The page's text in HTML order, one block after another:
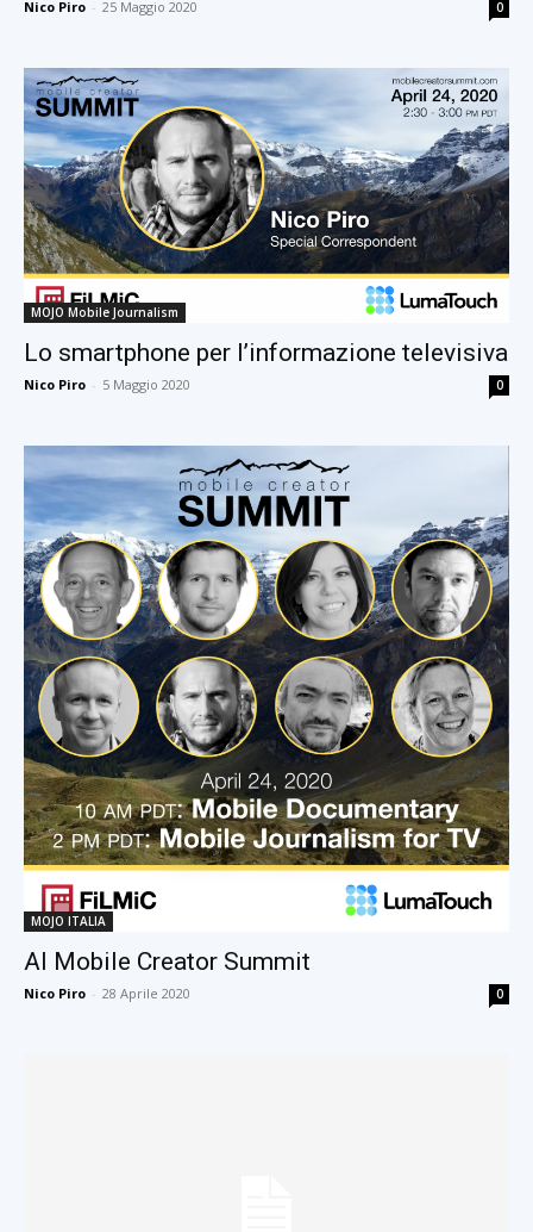
Nico Piro - 25 Maggio 2020 0
MOJO Mobile Journalism
Lo smartphone per l’informazione televisiva
Nico Piro - 5 Maggio 2020 0
MOJO ITALIA
Al Mobile Creator Summit
Nico Piro - 28 Aprile 2020 0